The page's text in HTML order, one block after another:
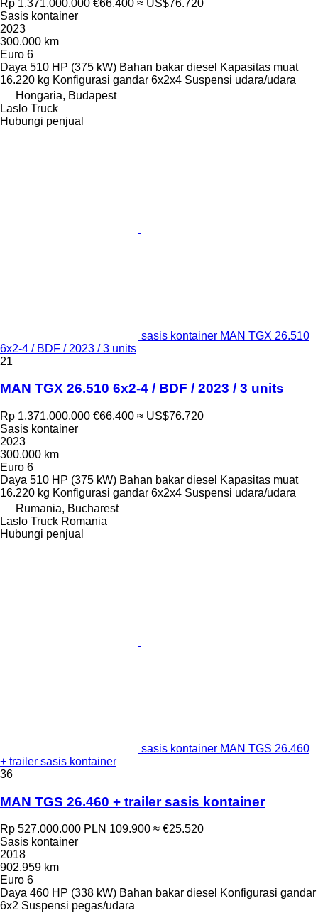
Rp 1.371.000.000 €66.400 ≈ US$76.720
Sasis kontainer
2023
300.000 km
Euro 6
Daya 510 HP (375 kW) Bahan bakar diesel Kapasitas muat
16.220 kg Konfigurasi gandar 6x2x4 Suspensi udara/udara
Hongaria, Budapest
Laslo Truck
Hubungi penjual
sasis kontainer MAN TGX 26.510
6x2-4 / BDF / 2023 / 3 units
21
MAN TGX 26.510 6x2-4 / BDF / 2023 / 3 units
Rp 1.371.000.000 €66.400 ≈ US$76.720
Sasis kontainer
2023
300.000 km
Euro 6
Daya 510 HP (375 kW) Bahan bakar diesel Kapasitas muat
16.220 kg Konfigurasi gandar 6x2x4 Suspensi udara/udara
Rumania, Bucharest
Laslo Truck Romania
Hubungi penjual
sasis kontainer MAN TGS 26.460
+ trailer sasis kontainer
36
MAN TGS 26.460 + trailer sasis kontainer
Rp 527.000.000 PLN 109.900 ≈ €25.520
Sasis kontainer
2018
902.959 km
Euro 6
Daya 460 HP (338 kW) Bahan bakar diesel Konfigurasi gandar
6x2 Suspensi pegas/udara